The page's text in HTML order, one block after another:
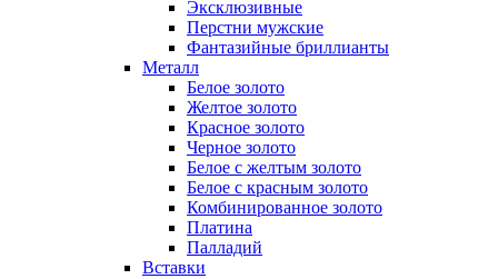
Эксклюзивные
Перстни мужские
Фантазийные бриллианты
Металл
Белое золото
Желтое золото
Красное золото
Черное золото
Белое с желтым золото
Белое с красным золото
Комбинированное золото
Платина
Палладий
Вставки